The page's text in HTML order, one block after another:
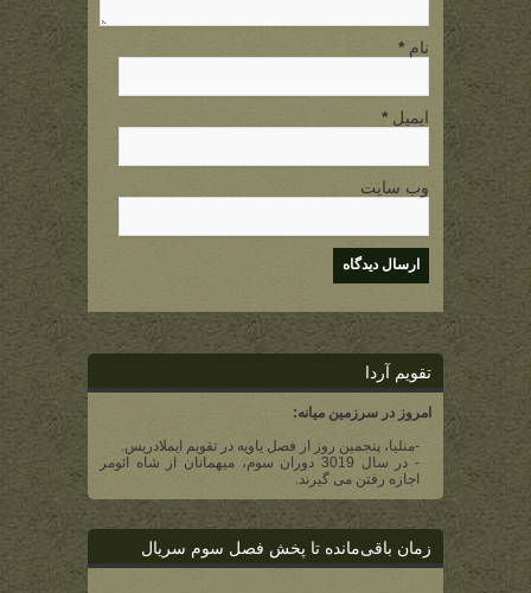
نام *
ایمیل *
وب سایت
تقویم آردا
امروز در سرزمین میانه:
-منلیا، پنجمین روز از فصل یاویه در تقویم ایملادریس.
- در سال 3019 دوران سوم، میهمانان از شاه ائومر
اجازه رفتن می گیرند.
زمان باقی‌مانده تا پخش فصل سوم سریال